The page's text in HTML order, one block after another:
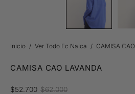
Inicio / Ver Todo Ec Nalca / CAMISA
CAMISA CAO LAVANDA
$52.700 $62.000